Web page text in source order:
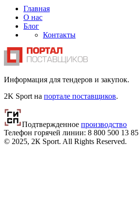
Главная
О нас
Блог
Контакты
Информация для тендеров и закупок.
2K Sport на портале поставщиков.
Подтвержденное производство
Телефон горячей линии: 8 800 500 13 85
© 2025, 2К Sport. All Rights Reserved.